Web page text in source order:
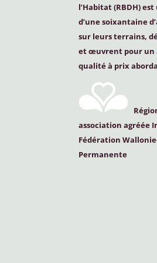
l’Habitat (RBDH)
d’une soixantaine
sur leurs terrains,
et œuvrent pour un
qualité à prix
association agréée
Fédération
Permanente